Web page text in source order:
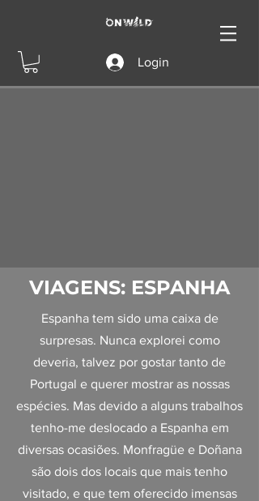
Login
VIAGENS: ESPANHA
Espanha tem sido uma caixa de
surpresas. Nunca explorei como
deveria, talvez por gostar tanto de
Portugal e querer mostrar as nossas
espécies. Mas devido a alguns trabalhos
tenho-me deslocado a Espanha em
diversas ocasiões. Monfragüe e Doñana
são dois dos locais que mais tenho
visitado, e que tem oferecido imensas